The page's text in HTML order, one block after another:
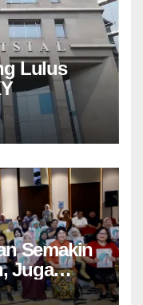
Lulus
Semakin
Juga